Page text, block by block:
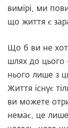
вимірі, ми
що життя є
Що б ви не
шлях до цього
нього лише з
Життя існує
ви можете
немає, це